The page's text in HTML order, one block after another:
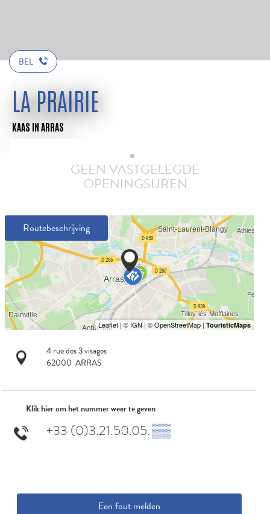
BEL
LA PRAIRIE
KAAS IN ARRAS
GEEN VASTGELEGDE
OPENINGSUREN
Routebeschrijving
4 rue des 3 visages
62000 ARRAS
Klik hier om het nummer weer te geven
+33 (0)3.21.50.05.▒▒
Een fout melden